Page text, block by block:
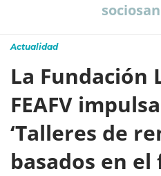
Actualidad
La Fundación
FEAFV
‘Talleres de
basados en el